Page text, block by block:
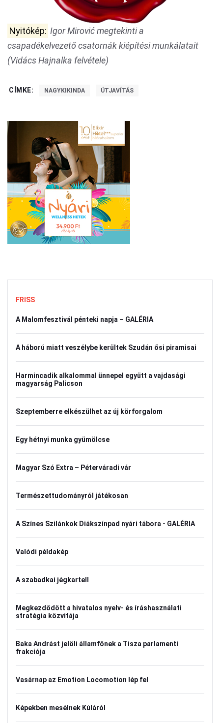
Nyitókép: Igor Mirović megtekinti a
csapadékelvezető csatornák kiépítési munkálatait
(Vidács Hajnalka felvétele)
CÍMKE: NAGYKIKINDA ÚTJAVÍTÁS
FRISS
A Malomfesztivál pénteki napja – GALÉRIA
A háború miatt veszélybe kerültek Szudán ősi piramisai
Harmincadik alkalommal ünnepel együtt a vajdasági
magyarság Palicson
Szeptemberre elkészülhet az új körforgalom
Egy hétnyi munka gyümölcse
Magyar Szó Extra – Péterváradi vár
Természettudományról játékosan
A Színes Szilánkok Diákszínpad nyári tábora - GALÉRIA
Valódi példakép
A szabadkai jégkartell
Megkezdődött a hivatalos nyelv- és íráshasználati
stratégia közvitája
Baka Andrást jelöli államfőnek a Tisza parlamenti
frakciója
Vasárnap az Emotion Locomotion lép fel
Képekben mesélnek Kúláról